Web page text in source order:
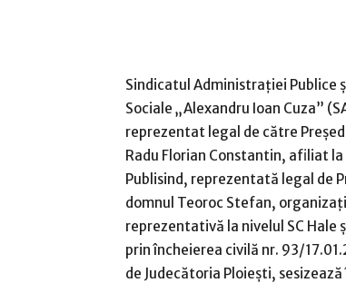
Sindicatul Administrației Publice
Sociale „Alexandru Ioan Cuza”
reprezentat legal de către
Radu Florian Constantin, afiliat
Publisind, reprezentată legal de
domnul Teoroc Stefan,
reprezentativă la nivelul SC Hale
prin încheierea civilă nr. 93/
de Judecătoria Ploiești,